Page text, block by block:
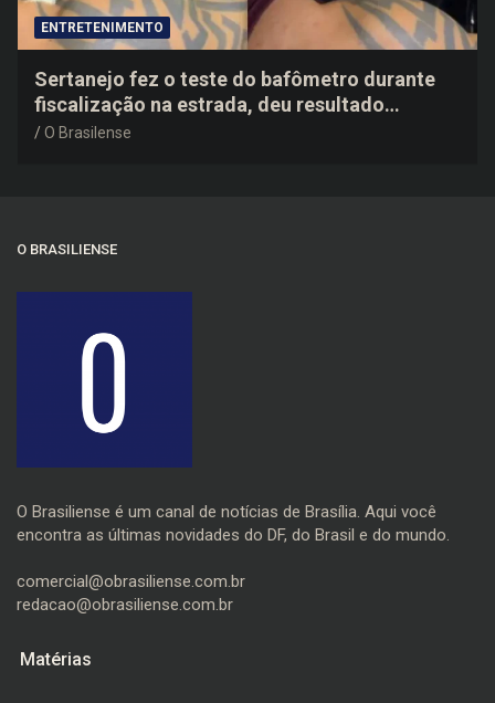
ENTRETENIMENTO
Sertanejo fez o teste do bafômetro durante
fiscalização na estrada, deu resultado
negativo e elogiou o trabalho dos agentes de
O Brasilense
O BRASILIENSE
O Brasiliense é um canal de notícias de Brasília. Aqui você
encontra as últimas novidades do DF, do Brasil e do mundo.
comercial@obrasiliense.com.br
redacao@obrasiliense.com.br
Matérias